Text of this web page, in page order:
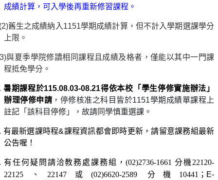
成績計算，可入學後再重新修習課程。
舊生之成績納入1151學期成績計算，但不計入學期選課學分
上限。
與夏季學院修讀相同課程且成績及格者，僅能以其中一門課
程抵免學分。
暑期課程於115.08.03-08.21得依本校「學生停修實施辦法」
辦理停修申請 ，停修核准之科目皆於1151學期成績單課程上
註記「該科目停修」，故請同學慎重選課。
有最新選課時程&課程資訊都會即時更新，請留意課務組最新
公告喔！
有任何疑問請洽教務處課務組，(02)2736-1661 分機22120-
22125、22147或(02)6620-2589 分機10441 ；E-